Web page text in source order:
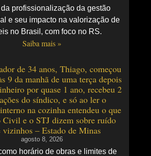
profissionalização da gestão
e seu impacto na valorização de
no Brasil, com foco no RS.
Saiba mais »
de 34 anos, Thiago, começou
9 da manhã de uma terça depois
por quase 1 ano, recebeu 2
do síndico, e só ao ler o
na cozinha entendeu o que
Civil e o STJ dizem sobre ruído
vizinhos – Estado de Minas
agosto 8, 2026
horário de obras e limites de